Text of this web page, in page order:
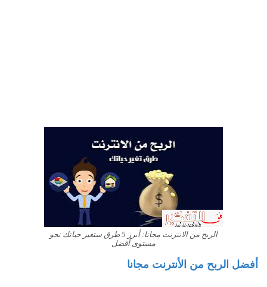
الربح من الانترنت مجانا: أبرز 5 طرق ستغير حياتك نحو
مستوى أفضل
أفضل الربح من الأنترنت مجانا